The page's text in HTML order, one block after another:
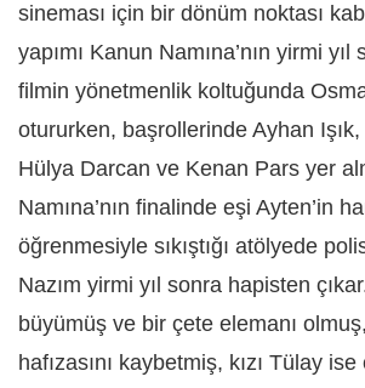
sineması için bir dönüm noktası
yapımı Kanun Namına’nın yirmi yıl
filmin yönetmenlik koltuğunda
otururken, başrollerinde Ayhan
Hülya Darcan ve Kenan Pars yer
Namına’nın finalinde eşi Ayten’in
öğrenmesiyle sıkıştığı atölyede
Nazım yirmi yıl sonra hapisten
büyümüş ve bir çete elemanı
hafızasını kaybetmiş, kızı Tülay ise